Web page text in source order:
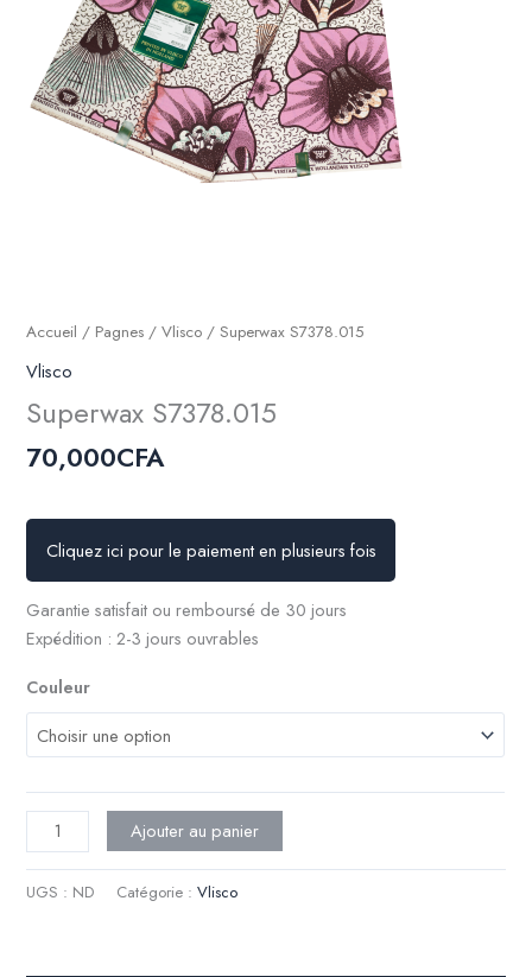
Accueil / Pagnes /Vlisco / Superwax S7378.015
Vlisco
Superwax S7378.015
70,000CFA
Cliquez ici pour le paiement en plusieurs fois
Garantie satisfait ou remboursé de 30 jours
Expédition : 2-3 jours ouvrables
Couleur
Ajouter au panier
UGS : ND Catégorie :Vlisco